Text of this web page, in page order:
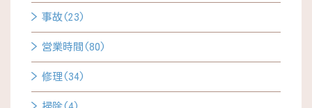
事故(23)
営業時間(80)
修理(34)